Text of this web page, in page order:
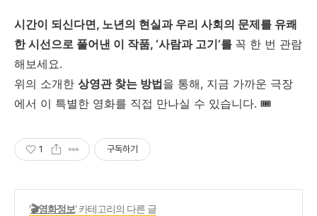
시간이 되신다면, 노년의 현실과 우리 사회의 문제를 유쾌
한 시선으로 풀어낸 이 작품, ‘사람과 고기’를 꼭 한 번 관람
해보세요.
위의 소개한 상영관 찾는 방법을 통해, 지금 가까운 극장
에서 이 특별한 영화를 직접 만나실 수 있습니다. 🎟
1 구독하기
'🎬영화정보' 카테고리의 다른 글